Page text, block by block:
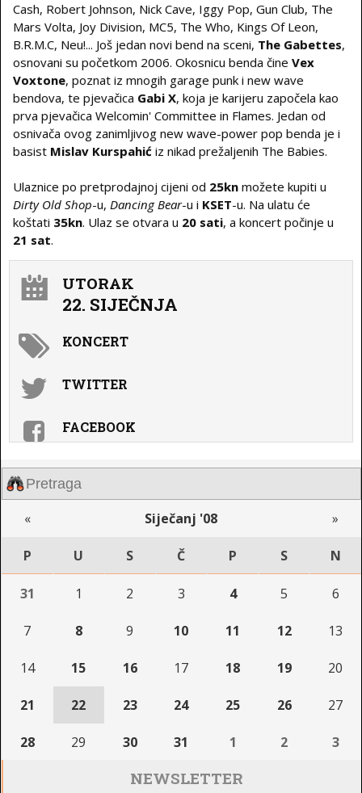
Cash, Robert Johnson, Nick Cave, Iggy Pop, Gun Club, The
Mars Volta, Joy Division, MC5, The Who, Kings Of Leon,
B.R.M.C, Neu!... Još jedan novi bend na sceni, The Gabettes,
osnovani su početkom 2006. Okosnicu benda čine Vex
Voxtone, poznat iz mnogih garage punk i new wave
bendova, te pjevačica Gabi X, koja je karijeru započela kao
prva pjevačica Welcomin' Committee in Flames. Jedan od
osnivača ovog zanimljivog new wave-power pop benda je i
basist Mislav Kurspahić iz nikad prežaljenih The Babies.
Ulaznice po pretprodajnoj cijeni od 25kn možete kupiti u
Dirty Old Shop-u, Dancing Bear-u i KSET-u. Na ulatu će
koštati 35kn. Ulaz se otvara u 20 sati, a koncert počinje u
21 sat.
UTORAK
22. SIJEČNJA
KONCERT
TWITTER
FACEBOOK
« Siječanj '08 »
P U S Č P S N
31 1 2 3 4 5 6
7 8 9 10 11 12 13
14 15 16 17 18 19 20
21 22 23 24 25 26 27
28 29 30 31 1 2 3
NEWSLETTER